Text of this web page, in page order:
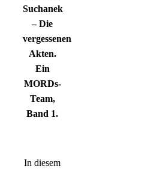
Suchanek
– Die
vergessenen
Akten.
Ein
MORDs-
Team,
Band 1.
In diesem